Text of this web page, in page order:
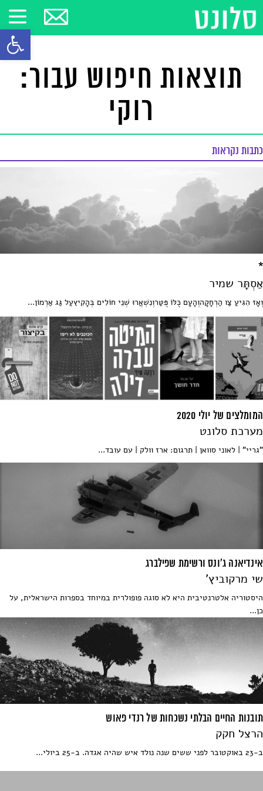
פתח
תוצאות חיפוש עבור:
רוקי
כתבות נקראות
*
אַסְתָּר שמיר
וְאָז הִגִּיעַ צַו הַרְחָקָהוְהָעָם כֻּלּוֹ פֻּטַּרוְנִשְׁאֲרוּ שְׁנֵי חוֹלִים בְּהָקִיץעַל גַּג אַרְמוֹן...
המומלצים של יולי 2020
מערכת סלונט
"גריי" | לאוני סוואן | תרגום: ארז וולק | עם עובד...
אינדיאנה ג'ונס ורשימת שפילברג
שי מרקוביץ'
היסטוריה אלטרנטיבית היא לא סוגה פופולרית במיוחד בספרות הישראלית, על
כן...
תובנות החיים הבלתי נשכחות של רנדי פאוש
הרצל חקק
ב-23 באוקטובר לפני ששים שנה נולד איש שהיה אגדה. ב-25 ביולי...